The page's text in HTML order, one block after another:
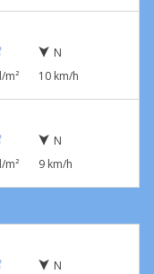
m²
N
10 km/h
m²
N
9 km/h
N